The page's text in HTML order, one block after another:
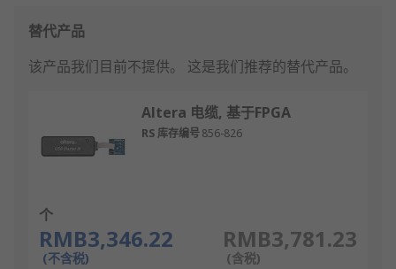
替代产品
该产品我们目前不提供。 这是我们推荐的替代产品。
Altera 电缆, 基于FPGA
RS 库存编号856-826
个
RMB3,346.22
(不含税)
RMB3,781.23
(含税)